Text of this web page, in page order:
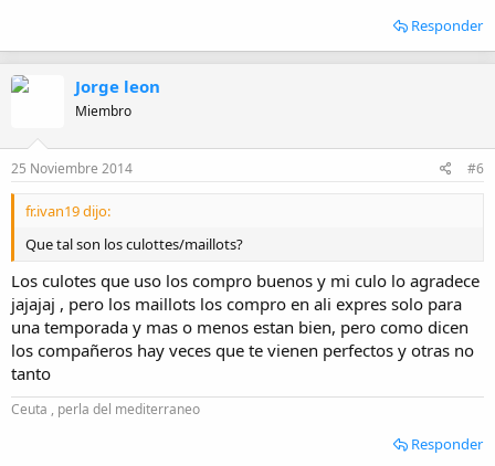
Responder
Jorge leon
Miembro
25 Noviembre 2014 #6
fr.ivan19 dijo:
Que tal son los culottes/maillots?
Los culotes que uso los compro buenos y mi culo lo agradece
jajajaj , pero los maillots los compro en ali expres solo para
una temporada y mas o menos estan bien, pero como dicen
los compañeros hay veces que te vienen perfectos y otras no
tanto
Ceuta , perla del mediterraneo
Responder